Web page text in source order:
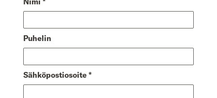
Puhelin
Sähköpostiosoite *